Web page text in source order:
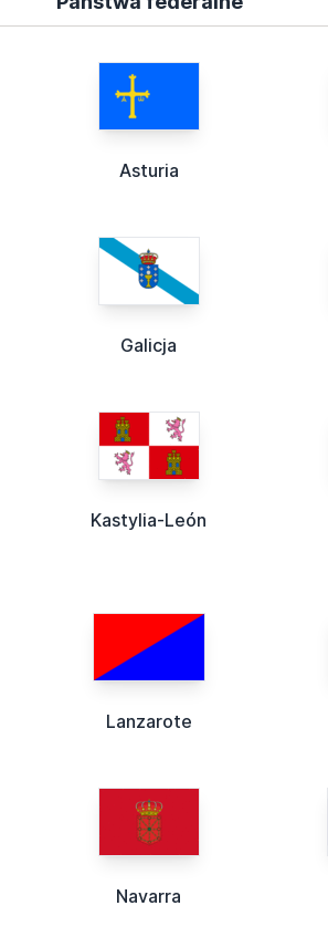
Asturia
Galicja
Kastylia-León
Lanzarote
Navarra